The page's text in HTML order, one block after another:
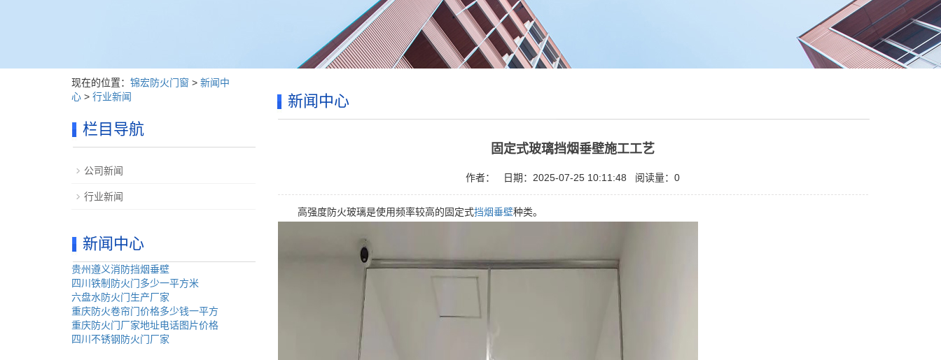
新闻中心
固定式玻璃挡烟垂壁施工工艺
作者： 日期：2025-07-25 10:11:48 阅读量：0
高强度防火玻璃是使用频率较高的固定式挡烟垂壁种类。
现在的位置： 锦宏防火门窗 > 新闻中
心 > 行业新闻
栏目导航
公司新闻
行业新闻
新闻中心
贵州遵义消防挡烟垂壁
四川铁制防火门多少一平方米
六盘水防火门生产厂家
重庆防火卷帘门价格多少钱一平方
重庆防火门厂家地址电话图片价格
四川不锈钢防火门厂家